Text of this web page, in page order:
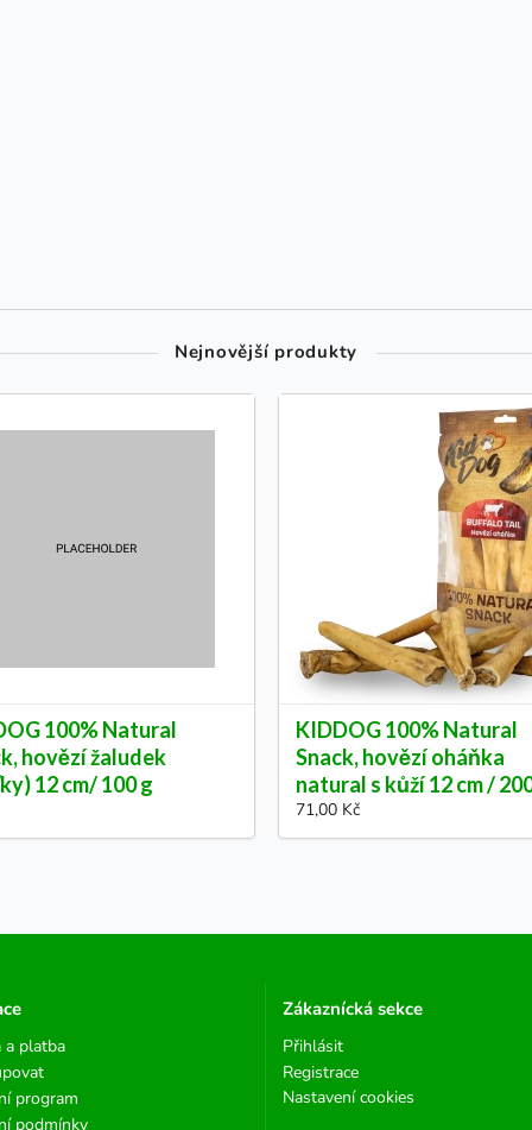
Nejnovější produkty
100% Natural
hovězí žaludek
12 cm/ 100 g
KIDDOG 100% Natural
Snack, hovězí oháňka
natural s kůží 12 cm /
71,00 Kč
a platba
program
podmínky
Zákaznícká sekce
Přihlásit
Registrace
Nastavení cookies